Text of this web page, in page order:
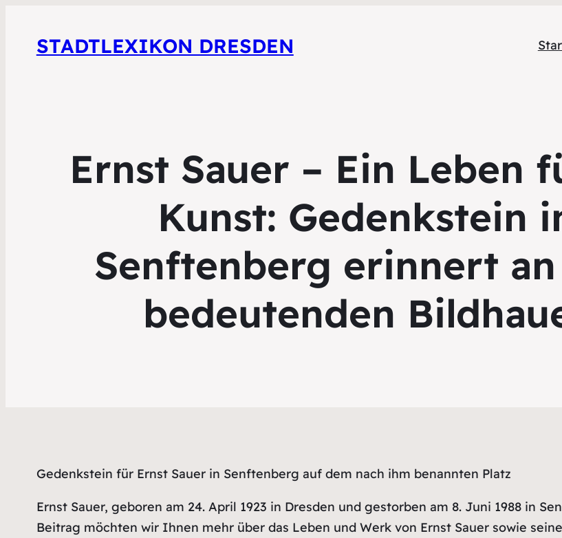
STADTLEXIKON DRESDEN
Ernst Sauer – Ein Leben
Kunst: Gedenkstein
Senftenberg erinnert
bedeutenden
Gedenkstein für Ernst Sauer in Senftenberg auf dem nach ihm benannten Platz
Ernst Sauer, geboren am 24. April 1923 in Dresden und gestorben am 8. Juni 1988 in
Beitrag möchten wir Ihnen mehr über das Leben und Werk von Ernst Sauer sowie